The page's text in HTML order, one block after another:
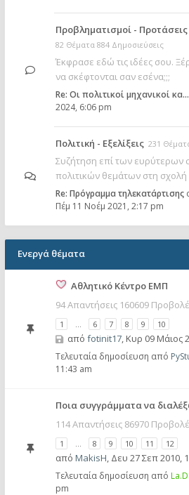
Προβληματισμοί - Προτάσεις
82 Θέματα 884 Δημοσιεύσεις
Έκφρασε εδώ τις ιδέες σου.
να σκέφτονται σαν εσένα;;;
Re: Οι πολιτικοί μηχανικοί κα…
2024, 6:06 pm
Πολιτική - Εξελίξεις 231
Συζήτηση επί των ευρύτερων
πολιτικών θεμάτων στη σχολή
Re: Πρόγραμμα τηλεκατάρτισης
Πέμ 11 Νοέμ 2021, 2:17 pm
Ενεργά θέματα
Αθλητικό Κέντρο ΕΜΠ
94 Απαντήσεις 160609
1 … 6 7 8 9 10
από fotinit17, Κυρ 09 Μάιος
Τελευταία δημοσίευση από
11:43 am
Ποια συγγράμματα να
114 Απαντήσεις 86970
1 … 8 9 10 11 12
από MakisH, Δευ 27 Σεπ 2010,
Τελευταία δημοσίευση από La.D.
pm